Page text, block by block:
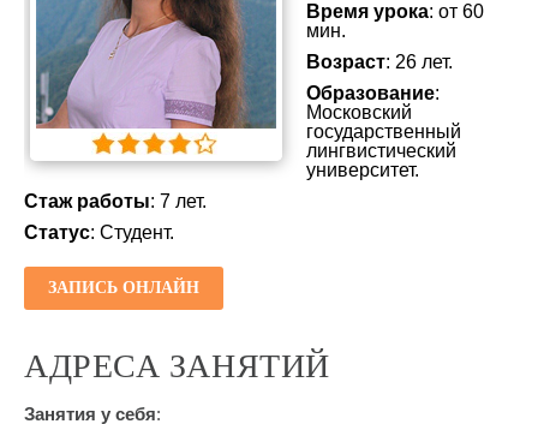
Время урока: от 60
мин.
Возраст: 26 лет.
Образование:
Московский
государственный
лингвистический
университет.
Стаж работы: 7 лет.
Статус: Студент.
ЗАПИСЬ ОНЛАЙН
АДРЕСА ЗАНЯТИЙ
Занятия у себя: